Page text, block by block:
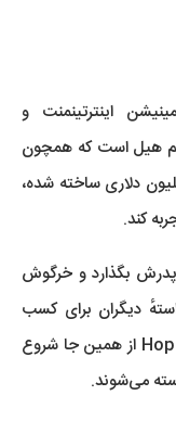
اینترتینمنت و
هیل است که همچون
با هزینهٔ بسیار پایین 63 میلیون دلاری ساخته شده،
کند.
بگذارد و خرگوش
دیگران برای کسب
شهرت به شهر برود. ماجرای داستان انیمیشن Hop از همین جا شروع